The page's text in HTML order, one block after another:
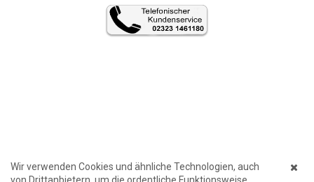
Wir verwenden Cookies und ähnliche Technologien, auch